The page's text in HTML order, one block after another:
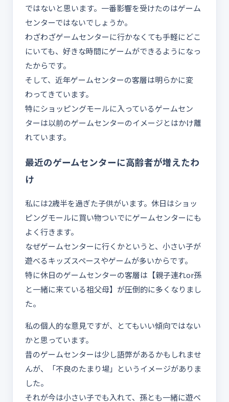
ではないと思います。一番影響を受けたのはゲーム
センターではないでしょうか。
わざわざゲームセンターに行かなくても手軽にどこ
にいても、好きな時間にゲームができるようになっ
たからです。
そして、近年ゲームセンターの客層は明らかに変
わってきています。
特にショッピングモールに入っているゲームセン
ターは以前のゲームセンターのイメージとはかけ離
れています。
最近のゲームセンターに高齢者が増えたわ
け
私には2歳半を過ぎた子供がいます。休日はショッ
ピングモールに買い物ついでにゲームセンターにも
よく行きます。
なぜゲームセンターに行くかというと、小さい子が
遊べるキッズスペースやゲームが多いからです。
特に休日のゲームセンターの客層は【親子連れor孫
と一緒に来ている祖父母】が圧倒的に多くなりまし
た。
私の個人的な意見ですが、とてもいい傾向ではない
かと思っています。
昔のゲームセンターは少し語弊があるかもしれませ
んが、「不良のたまり場」というイメージがありま
した。
それが今は小さい子でも入れて、孫とも一緒に遊べ